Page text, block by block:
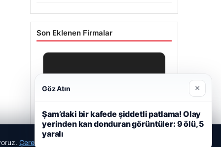
Son Eklenen Firmalar
Çerez Politikamız
Göz Atın ×
Şam’daki bir kafede şiddetli patlama! Olay
yerinden kan donduran görüntüler: 9 ölü, 5
yaralı